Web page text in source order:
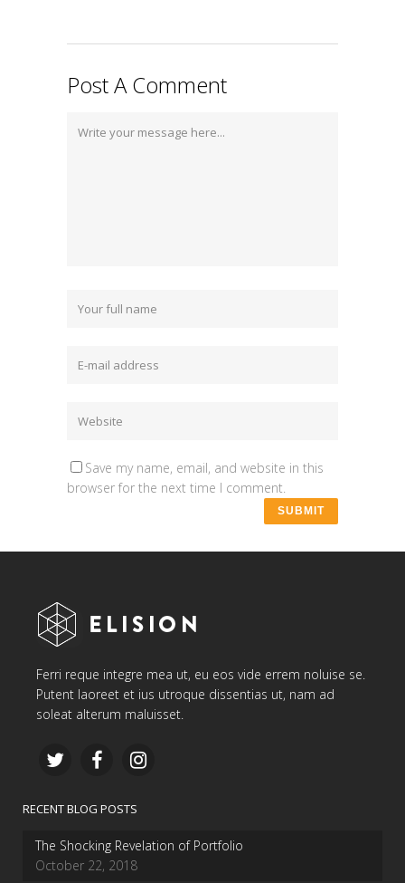
Post A Comment
Save my name, email, and website in this
browser for the next time I comment.
Ferri reque integre mea ut, eu eos vide errem noluise se.
Putent laoreet et ius utroque dissentias ut, nam ad
soleat alterum maluisset.
RECENT BLOG POSTS
The Shocking Revelation of Portfolio
October 22, 2018